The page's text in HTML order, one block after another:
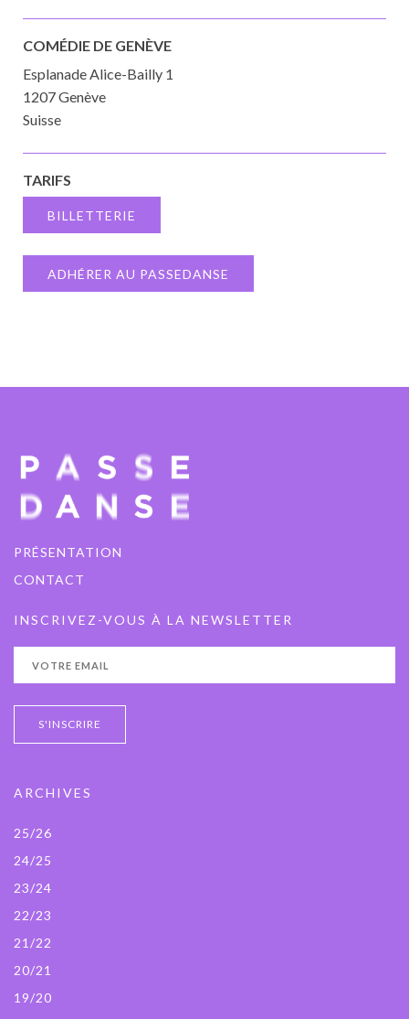
COMÉDIE DE GENÈVE
Esplanade Alice-Bailly 1
1207 Genève
Suisse
TARIFS
BILLETTERIE
ADHÉRER AU PASSEDANSE
PRÉSENTATION
CONTACT
INSCRIVEZ-VOUS À LA NEWSLETTER
ARCHIVES
25/26
24/25
23/24
22/23
21/22
20/21
19/20